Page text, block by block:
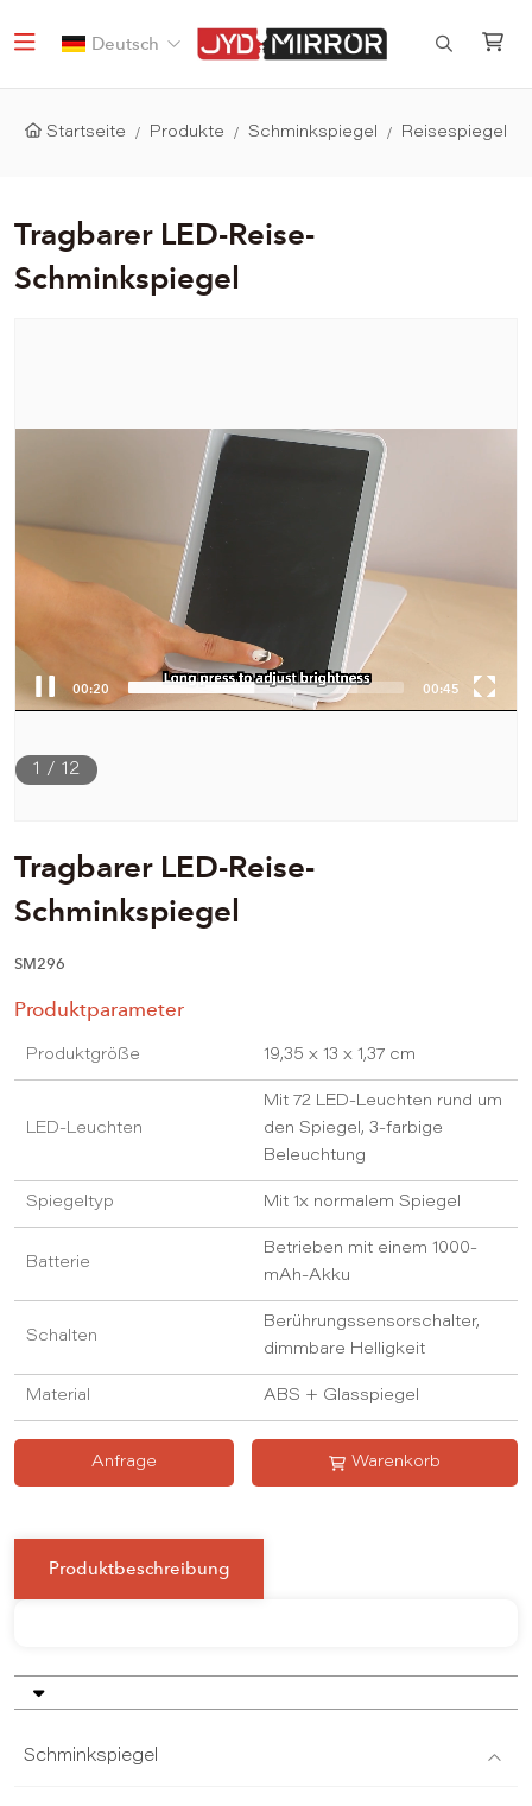
Deutsch
Startseite Produkte Schminkspiegel Reisespiegel
Tragbarer LED-Reise-
Schminkspiegel
Tragbarer LED-Reise-
Schminkspiegel
SM296
Produktparameter
Produktgröße 19,35 x 13 x 1,37 cm
LED-Leuchten
Mit 72 LED-Leuchten rund um
den Spiegel, 3-farbige
Beleuchtung
Spiegeltyp Mit 1x normalem Spiegel
Batterie
Betrieben mit einem 1000-
mAh-Akku
Schalten
Berührungssensorschalter,
dimmbare Helligkeit
Material ABS + Glasspiegel
Anfrage Warenkorb
00:21 00:45
1 / 12
Produktbeschreibung
Schminkspiegel